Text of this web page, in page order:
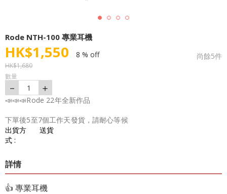
Rode NTH-100 專業耳機
HK$1,550 8 % off 尚餘5件
HK$1,680
數量
－ 1 ＋
📣📣📣Rode 22年全新作品
下單後5至7個工作天發貨，請耐心等候
出貨方
式 :
送貨
詳情
👍 專業耳機